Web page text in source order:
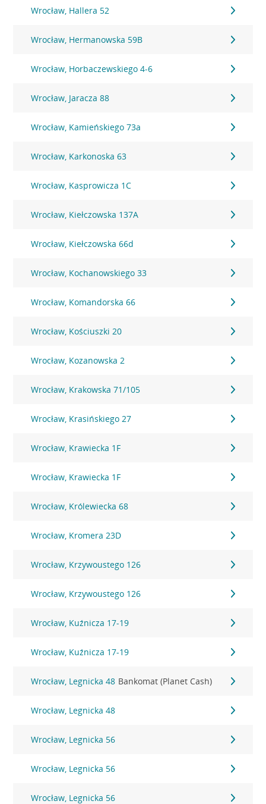
Wrocław, Hallera 52
Wrocław, Hermanowska 59B
Wrocław, Horbaczewskiego 4-6
Wrocław, Jaracza 88
Wrocław, Kamieńskiego 73a
Wrocław, Karkonoska 63
Wrocław, Kasprowicza 1C
Wrocław, Kiełczowska 137A
Wrocław, Kiełczowska 66d
Wrocław, Kochanowskiego 33
Wrocław, Komandorska 66
Wrocław, Kościuszki 20
Wrocław, Kozanowska 2
Wrocław, Krakowska 71/105
Wrocław, Krasińskiego 27
Wrocław, Krawiecka 1F
Wrocław, Krawiecka 1F
Wrocław, Królewiecka 68
Wrocław, Kromera 23D
Wrocław, Krzywoustego 126
Wrocław, Krzywoustego 126
Wrocław, Kuźnicza 17-19
Wrocław, Kuźnicza 17-19
Wrocław, Legnicka 48 Bankomat (Planet Cash)
Wrocław, Legnicka 48
Wrocław, Legnicka 56
Wrocław, Legnicka 56
Wrocław, Legnicka 56